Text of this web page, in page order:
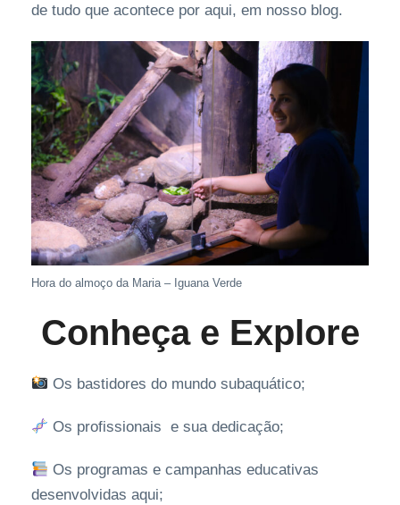
de tudo que acontece por aqui, em nosso blog.
Hora do almoço da Maria – Iguana Verde
Conheça e Explore
Os bastidores do mundo subaquático;
Os profissionais e sua dedicação;
Os programas e campanhas educativas
desenvolvidas aqui;